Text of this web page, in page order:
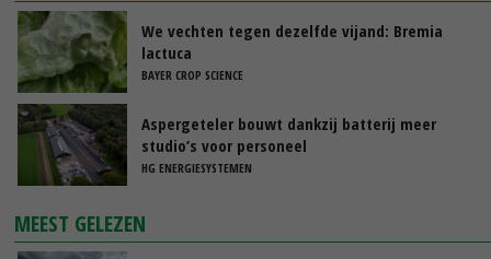
We vechten tegen dezelfde vijand: Bremia
lactuca
BAYER CROP SCIENCE
Aspergeteler bouwt dankzij batterij meer
studio’s voor personeel
HG ENERGIESYSTEMEN
MEEST GELEZEN